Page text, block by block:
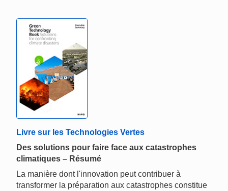
Livre sur les Technologies Vertes
Des solutions pour faire face aux catastrophes
climatiques – Résumé
La manière dont l'innovation peut contribuer à
transformer la préparation aux catastrophes constitue